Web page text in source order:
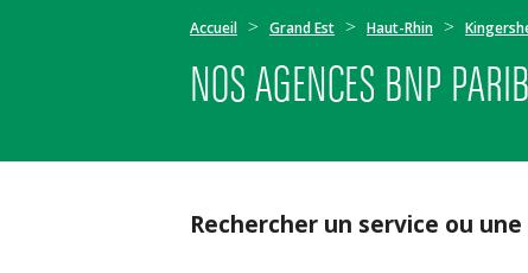
Accueil Grand Est Haut-Rhin
NOS AGENCES BNP
Rechercher un service ou